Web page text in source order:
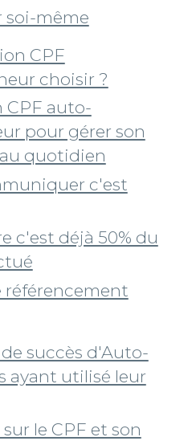
soi-même
CPF
choisir ?
CPF auto-
pour gérer son
quotidien
c'est
c'est déjà 50% du
référencement
succès d'Auto-
ayant utilisé leur
le CPF et son